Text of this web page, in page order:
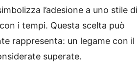
l’adesione a uno stile di
i tempi. Questa scelta può
rappresenta: un legame con il
superate.